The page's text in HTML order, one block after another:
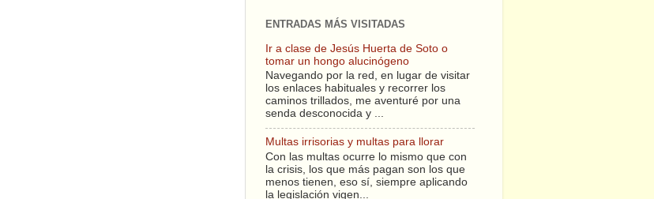
ENTRADAS MÁS VISITADAS
Ir a clase de Jesús Huerta de Soto o
tomar un hongo alucinógeno
Navegando por la red, en lugar de visitar
los enlaces habituales y recorrer los
caminos trillados, me aventuré por una
senda desconocida y ...
Multas irrisorias y multas para llorar
Con las multas ocurre lo mismo que con
la crisis, los que más pagan son los que
menos tienen, eso sí, siempre aplicando
la legislación vigen...